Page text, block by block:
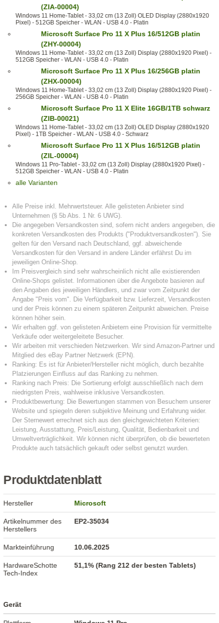
(ZIA-00004)
Windows 11 Home-Tablet - 33,02 cm (13 Zoll) OLED Display (2880x1920
Pixel) - 512GB Speicher - WLAN - USB 4.0 - Platin
Microsoft Surface Pro 11 X Plus 16/512GB platin
(ZHY-00004)
Windows 11 Home-Tablet - 33,02 cm (13 Zoll) Display (2880x1920 Pixel) -
512GB Speicher - WLAN - USB 4.0 - Platin
Microsoft Surface Pro 11 X Plus 16/256GB platin
(ZHX-00004)
Windows 11 Home-Tablet - 33,02 cm (13 Zoll) Display (2880x1920 Pixel) -
256GB Speicher - WLAN - USB 4.0 - Platin
Microsoft Surface Pro 11 X Elite 16GB/1TB schwarz
(ZIB-00021)
Windows 11 Home-Tablet - 33,02 cm (13 Zoll) OLED Display (2880x1920
Pixel) - 1TB Speicher - WLAN - USB 4.0 - Schwarz
Microsoft Surface Pro 11 X Plus 16/512GB platin
(ZIL-00004)
Windows 11 Pro-Tablet - 33,02 cm (13 Zoll) Display (2880x1920 Pixel) -
512GB Speicher - WLAN - USB 4.0 - Platin
alle Varianten
Produktdatenblatt
Hersteller Microsoft
Artikelnummer des
Herstellers
EP2-35034
Markteinführung 10.06.2025
HardwareSchotte
Tech-Index
51,1% (Rang 212 der besten Tablets)
Gerät